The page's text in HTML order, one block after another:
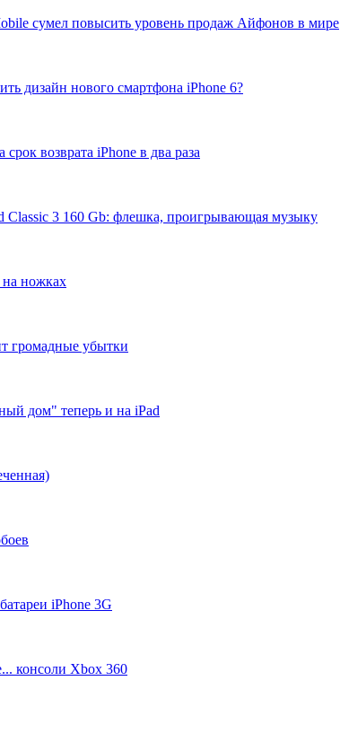
сумел повысить уровень продаж Айфонов в мире
дизайн нового смартфона iPhone 6?
возврата iPhone в два раза
Classic 3 160 Gb: флешка, проигрывающая музыку
на ножках
громадные убытки
дом" теперь и на iPad
iPhone 3G
консоли Xbox 360